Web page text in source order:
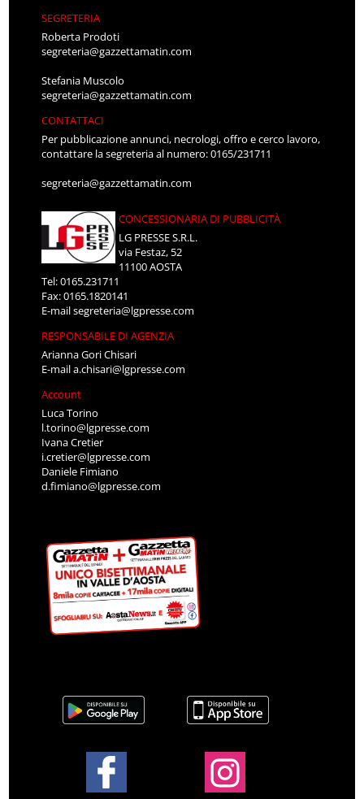
SEGRETERIA
Roberta Prodoti
segreteria@gazzettamatin.com
Stefania Muscolo
segreteria@gazzettamatin.com
CONTATTACI
Per pubblicazione annunci, necrologi, offro e cerco lavoro,
contattare la segreteria al numero: 0165/231711
segreteria@gazzettamatin.com
CONCESSIONARIA DI PUBBLICITÀ
LG PRESSE S.R.L.
via Festaz, 52
11100 AOSTA
Tel: 0165.231711
Fax: 0165.1820141
E-mailsegreteria@lgpresse.com
RESPONSABILE DI AGENZIA
Arianna Gori Chisari
E-maila.chisari@lgpresse.com
Account
Luca Torino
l.torino@lgpresse.com
Ivana Cretier
i.cretier@lgpresse.com
Daniele Fimiano
d.fimiano@lgpresse.com